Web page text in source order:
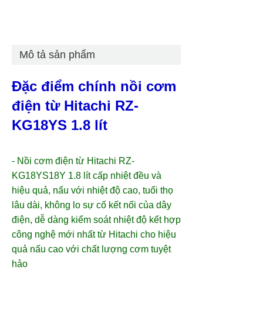
Mô tả sản phẩm
Đặc điểm chính nồi cơm
điện từ Hitachi RZ-
KG18YS 1.8 lít
- Nồi cơm điện từ Hitachi RZ-
KG18YS18Y 1.8 lít cấp nhiệt đều và
hiệu quả, nấu với nhiệt độ cao, tuổi thọ
lâu dài, không lo sự cố kết nối của dây
điện, dễ dàng kiểm soát nhiệt độ kết hợp
công nghệ mới nhất từ Hitachi cho hiệu
quả nấu cao với chất lượng cơm tuyệt
hảo